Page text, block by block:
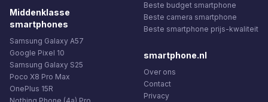
Middenklasse
smartphones
Samsung Galaxy A57
Google Pixel 10
Samsung Galaxy S25
Poco X8 Pro Max
OnePlus 15R
Beste budget smartphone
Beste camera smartphone
Beste smartphone prijs-kwaliteit
smartphone.nl
Over ons
Contact
Privacy